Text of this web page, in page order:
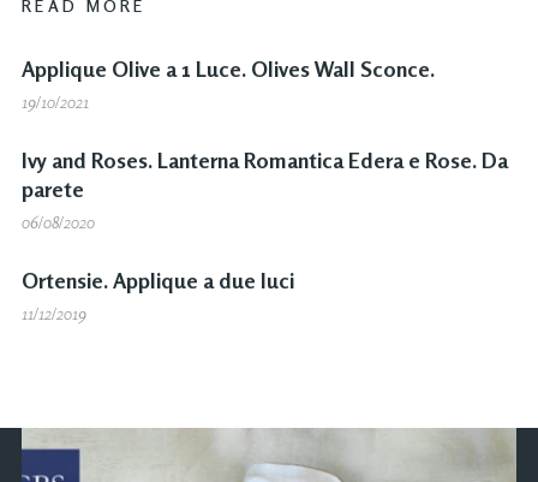
READ MORE
Applique Olive a 1 Luce. Olives Wall Sconce.
19/10/2021
Ivy and Roses. Lanterna Romantica Edera e Rose. Da
parete
06/08/2020
Ortensie. Applique a due luci
11/12/2019